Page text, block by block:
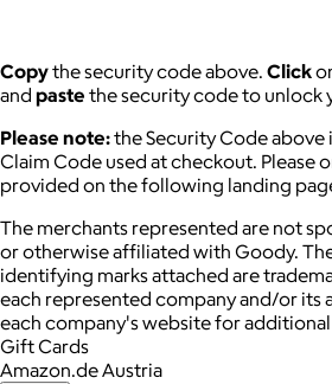
Copythe security code above. Click
and paste the security code to unlock
Please note:the Security Code above
Claim Code used at checkout. Please
provided on the following landing
The merchants represented are not
or otherwise affiliated with Goody.
identifying marks attached are
each represented company and/or its
each company's website for
Gift Cards
Amazon.de Austria